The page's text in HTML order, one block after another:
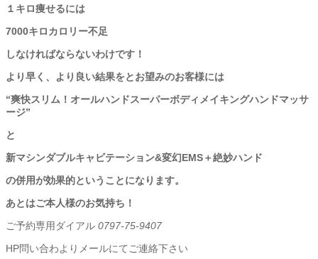
１キロ痩せるには
7000キロカロリー不足
しなければならないわけです！
より早く、より良い結果をとお望みのお客様には
“爽快スリム！オールハンドスーパーボディメイキングハンドマッサ
ージ”
と
新マシンダブルキャビテーション&変幻EMS＋絶妙ハンド
の併用が効果的ということになります。
あとはご本人様のお気持ち！
ご予約専用ダイアル 0797-75-9407
HP問い合わよりメールにてご連絡下さい